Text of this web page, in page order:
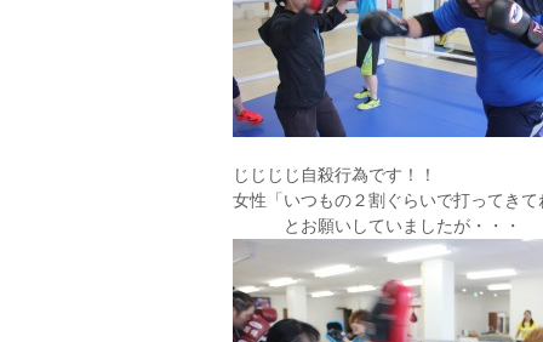
じじじじ自殺行為です！！
女性「いつもの２割ぐらいで打ってき
とお願いしていましたが・・・